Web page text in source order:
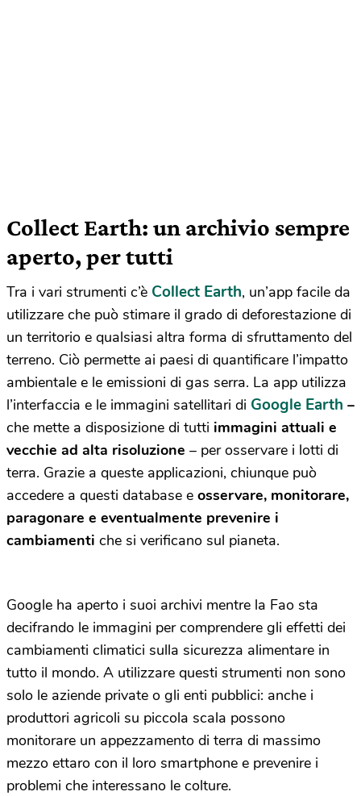
Collect Earth: un archivio sempre
aperto, per tutti
Tra i vari strumenti c’è Collect Earth, un’app facile da
utilizzare che può stimare il grado di deforestazione di
un territorio e qualsiasi altra forma di sfruttamento del
terreno. Ciò permette ai paesi di quantificare l’impatto
ambientale e le emissioni di gas serra. La app utilizza
l’interfaccia e le immagini satellitari di Google Earth –
che mette a disposizione di tutti immagini attuali e
vecchie ad alta risoluzione – per osservare i lotti di
terra. Grazie a queste applicazioni, chiunque può
accedere a questi database e osservare, monitorare,
paragonare e eventualmente prevenire i
cambiamenti che si verificano sul pianeta.
Google ha aperto i suoi archivi mentre la Fao sta
decifrando le immagini per comprendere gli effetti dei
cambiamenti climatici sulla sicurezza alimentare in
tutto il mondo. A utilizzare questi strumenti non sono
solo le aziende private o gli enti pubblici: anche i
produttori agricoli su piccola scala possono
monitorare un appezzamento di terra di massimo
mezzo ettaro con il loro smartphone e prevenire i
problemi che interessano le colture.